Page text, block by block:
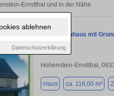
ablehnen
Datenschutzerklärung
Ernstthal und in der Nähe.
Einfamilienhaus mit
Hohenstein-Ernstthal,
Haus ca. 116,00 m²